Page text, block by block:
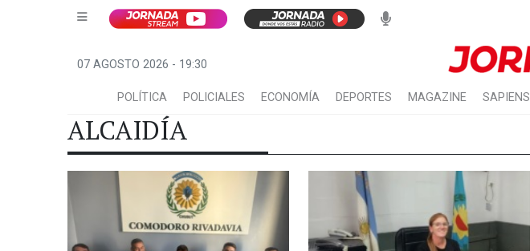
07 AGOSTO 2026 - 19:30
POLÍTICA POLICIALES ECONOMÍA DEPORTES MAGAZINE SAPIENS
ALCAIDÍA